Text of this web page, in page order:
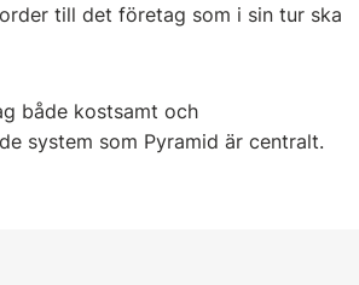
till det företag som i sin tur ska
både kostsamt och
system som Pyramid är centralt.